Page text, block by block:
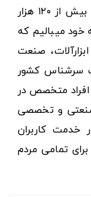
کالاهای صنعتی توانسته مورد اعتماد بیش از ۱۲۰ هزار
خود میبالیم که
صنعت
سرشناس کشور
افراد متخصص در
صنعتی و تخصصی
خدمت کاربران
تمامی مردم